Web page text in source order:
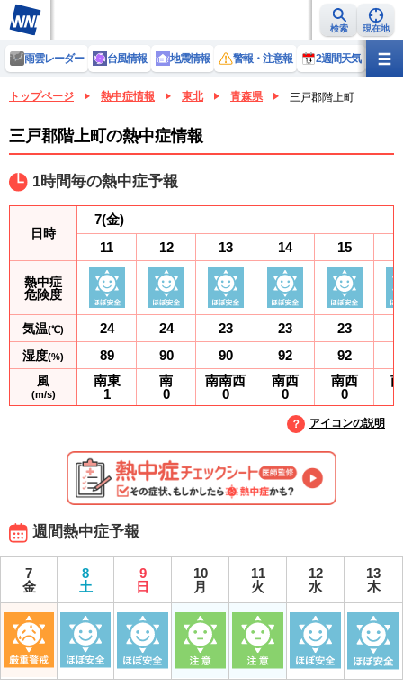
検索 現在地
雨雲レーダー 台風情報 地震情報 警報・注意報 2週間天気 ラ
トップページ 熱中症情報 東北 青森県 三戸郡階上町
三戸郡階上町の熱中症情報
1時間毎の熱中症予報
日時
熱中症
危険度
気温(℃)
湿度(%)
風
(m/s)
7(金)
11
24
89
南東
1
12
24
90
南
0
13
23
90
南南西
0
14
23
92
南西
0
15
23
92
南西
0
アイコンの説明
週間熱中症予報
7
金
8
土
9
日
10
月
11
火
12
水
13
木